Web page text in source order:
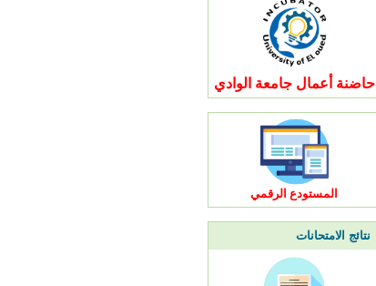
حاضنة أعمال جامعة الوادي
المستودع الرقمي
نتائج الامتحانات